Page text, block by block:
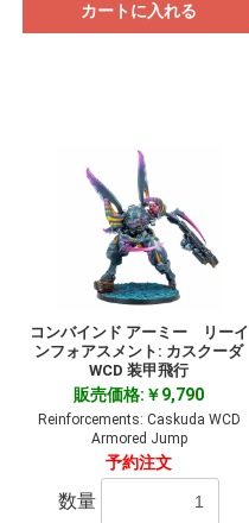
カートに入れる
コンバインド アーミー リーイ
ンフォアスメント: カスクーダ
WCD 装甲飛行
販売価格:￥9,790
Reinforcements: Caskuda WCD
Armored Jump
予約注文
数量